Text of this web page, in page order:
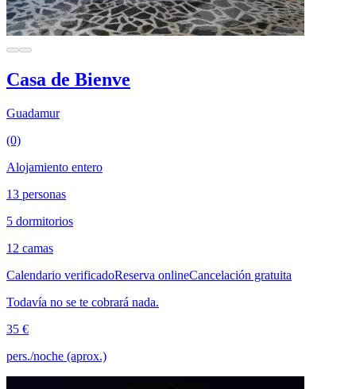
Casa de Bienve
Guadamur
(0)
Alojamiento entero
13 personas
5 dormitorios
12 camas
Calendario verificadoReserva onlineCancelación gratuita
Todavía no se te cobrará nada.
35 €
pers./noche (aprox.)